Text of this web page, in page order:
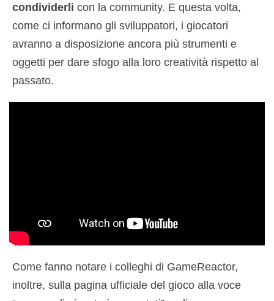
condividerli con la community. E questa volta,
come ci informano gli sviluppatori, i giocatori
avranno a disposizione ancora più strumenti e
oggetti per dare sfogo alla loro creatività rispetto al
passato.
Come fanno notare i colleghi di GameReactor,
inoltre, sulla pagina ufficiale del gioco alla voce